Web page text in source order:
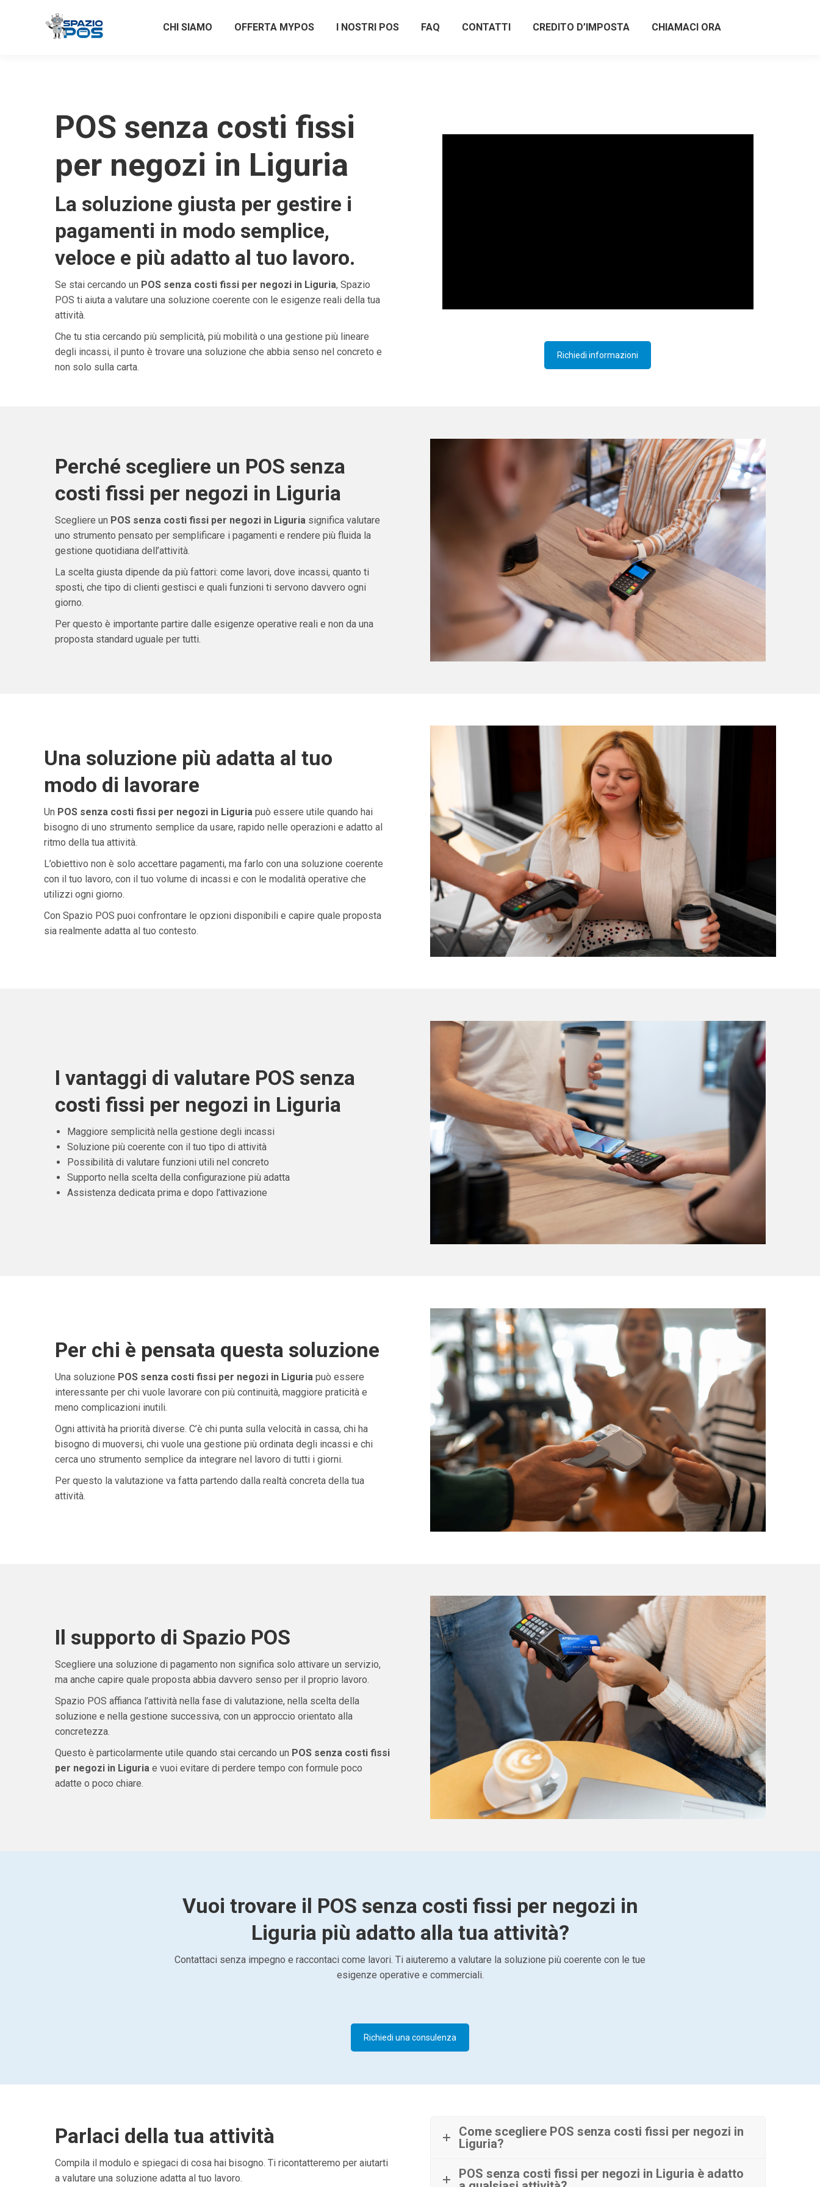
CHI SIAMO OFFERTA MYPOS I NOSTRI POS FAQ CONTATTI CREDITO D’IMPOSTA CHIAMACI ORA
POS senza costi fissi
per negozi in Liguria
La soluzione giusta per gestire i
pagamenti in modo semplice,
veloce e più adatto al tuo lavoro.
Se stai cercando un POS senza costi fissi per negozi in Liguria, Spazio
POS ti aiuta a valutare una soluzione coerente con le esigenze reali della tua
attività.
Che tu stia cercando più semplicità, più mobilità o una gestione più lineare
degli incassi, il punto è trovare una soluzione che abbia senso nel concreto e
non solo sulla carta.
Richiedi informazioni
Perché scegliere un POS senza
costi fissi per negozi in Liguria
Scegliere un POS senza costi fissi per negozi in Liguriasignifica valutare
uno strumento pensato per semplificare i pagamenti e rendere più fluida la
gestione quotidiana dell’attività.
La scelta giusta dipende da più fattori: come lavori, dove incassi, quanto ti
sposti, che tipo di clienti gestisci e quali funzioni ti servono davvero ogni
giorno.
Per questo è importante partire dalle esigenze operative reali e non da una
proposta standard uguale per tutti.
Una soluzione più adatta al tuo
modo di lavorare
Un POS senza costi fissi per negozi in Liguria può essere utile quando hai
bisogno di uno strumento semplice da usare, rapido nelle operazioni e adatto al
ritmo della tua attività.
L’obiettivo non è solo accettare pagamenti, ma farlo con una soluzione coerente
con il tuo lavoro, con il tuo volume di incassi e con le modalità operative che
utilizzi ogni giorno.
Con Spazio POS puoi confrontare le opzioni disponibili e capire quale proposta
sia realmente adatta al tuo contesto.
I vantaggi di valutare POS senza
costi fissi per negozi in Liguria
Maggiore semplicità nella gestione degli incassi
Soluzione più coerente con il tuo tipo di attività
Possibilità di valutare funzioni utili nel concreto
Supporto nella scelta della configurazione più adatta
Assistenza dedicata prima e dopo l’attivazione
Per chi è pensata questa soluzione
Una soluzione POS senza costi fissi per negozi in Liguriapuò essere
interessante per chi vuole lavorare con più continuità, maggiore praticità e
meno complicazioni inutili.
Ogni attività ha priorità diverse. C’è chi punta sulla velocità in cassa, chi ha
bisogno di muoversi, chi vuole una gestione più ordinata degli incassi e chi
cerca uno strumento semplice da integrare nel lavoro di tutti i giorni.
Per questo la valutazione va fatta partendo dalla realtà concreta della tua
attività.
Il supporto di Spazio POS
Scegliere una soluzione di pagamento non significa solo attivare un servizio,
ma anche capire quale proposta abbia davvero senso per il proprio lavoro.
Spazio POS affianca l’attività nella fase di valutazione, nella scelta della
soluzione e nella gestione successiva, con un approccio orientato alla
concretezza.
Questo è particolarmente utile quando stai cercando un POS senza costi fissi
per negozi in Liguriae vuoi evitare di perdere tempo con formule poco
adatte o poco chiare.
Vuoi trovare il POS senza costi fissi per negozi in
Liguria più adatto alla tua attività?
Contattaci senza impegno e raccontaci come lavori. Ti aiuteremo a valutare la soluzione più coerente con le tue
esigenze operative e commerciali.
Richiedi una consulenza
Parlaci della tua attività
Compila il modulo e spiegaci di cosa hai bisogno. Ti ricontatteremo per aiutarti
a valutare una soluzione adatta al tuo lavoro.
Come scegliere POS senza costi fissi per negozi in
Liguria?
POS senza costi fissi per negozi in Liguria è adatto